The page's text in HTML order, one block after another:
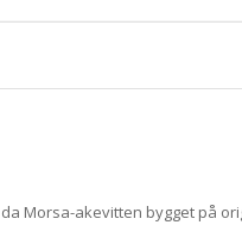
Morsa-akevitten bygget på